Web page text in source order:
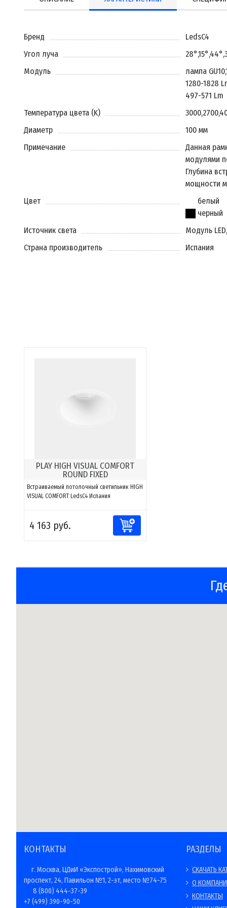
Бренд LedsC4
Угол луча
28°15°,44°,
Модуль
лампа GU10,
1280-1828
497-571 Lm
Температура цвета (K) 3000,2700,
Диаметр
100 мм
Примечание
Данная
модулями
Глубина
мощности
Цвет
белый
черный
Источник света Модуль
Страна производитель
Испания
PLAY HIGH VISUAL COMFORT
ROUND FIXED
Встраиваемый потолочный светильник HIGH
VISUAL COMFORT LedsC4 Испания
4 163 руб.
КОНТАКТЫ
г. Москва, ЦДиИ «Экспострой», Нахимовский
проспект, 24, Павильон №1, 2-эт, место №74-75
8 (800) 444-37-39
+7 (499) 390-90-50
РАЗДЕЛЫ
СКАЧАТЬ
О
КОНТАКТЫ